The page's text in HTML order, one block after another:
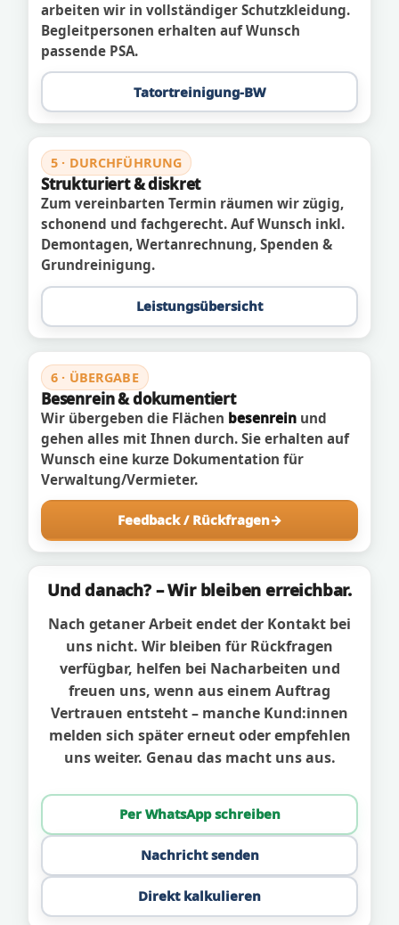
arbeiten wir in vollständiger Schutzkleidung.
Begleitpersonen erhalten auf Wunsch
passende PSA.
Tatortreinigung-BW
5 · DURCHFÜHRUNG
Strukturiert & diskret
Zum vereinbarten Termin räumen wir zügig,
schonend und fachgerecht. Auf Wunsch inkl.
Demontagen, Wertanrechnung, Spenden &
Grundreinigung.
Leistungsübersicht
6 · ÜBERGABE
Besenrein & dokumentiert
Wir übergeben die Flächen besenrein und
gehen alles mit Ihnen durch. Sie erhalten auf
Wunsch eine kurze Dokumentation für
Verwaltung/Vermieter.
Feedback / Rückfragen
Und danach? – Wir bleiben erreichbar.
Nach getaner Arbeit endet der Kontakt bei
uns nicht. Wir bleiben für Rückfragen
verfügbar, helfen bei Nacharbeiten und
freuen uns, wenn aus einem Auftrag
Vertrauen entsteht – manche Kund:innen
melden sich später erneut oder empfehlen
uns weiter. Genau das macht uns aus.
Per WhatsApp schreiben
Nachricht senden
Direkt kalkulieren